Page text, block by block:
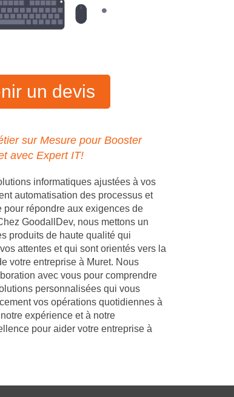
un devis
sur Mesure pour Booster
avec Expert IT!
informatiques ajustées à vos
automatisation des processus et
pour répondre aux exigences de
GoodallDev, nous mettons un
produits de haute qualité qui
attentes et qui sont orientés vers la
votre entreprise à Muret. Nous
avec vous pour comprendre
personnalisées qui vous
vos opérations quotidiennes à
expérience et à notre
pour aider votre entreprise à